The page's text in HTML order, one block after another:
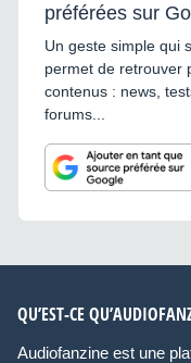
préférées sur
Un geste simple qui
permet de retrouver
contenus : news,
forums...
QU’EST-CE
Audiofanzine est une